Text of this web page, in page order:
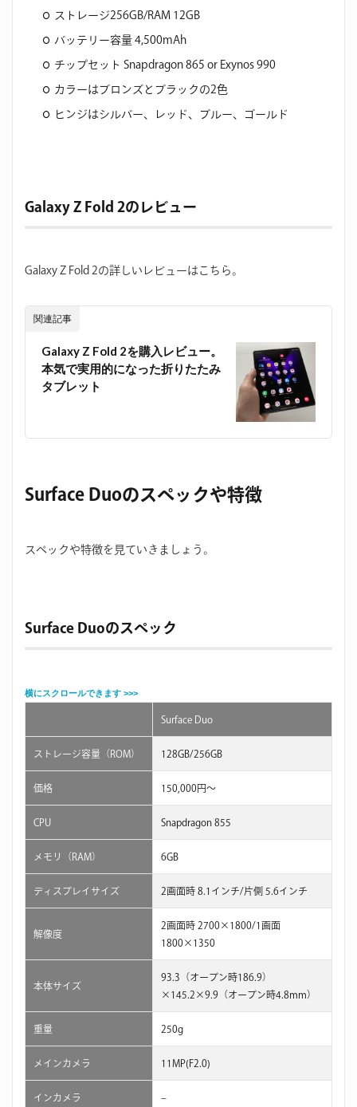
ストレージ256GB/RAM 12GB
バッテリー容量 4,500mAh
チップセット Snapdragon 865 or Exynos 990
カラーはブロンズとブラックの2色
ヒンジはシルバー、レッド、ブルー、ゴールド
Galaxy Z Fold 2のレビュー
Galaxy Z Fold 2の詳しいレビューはこちら。
関連記事
Galaxy Z Fold 2を購入レビュー。
本気で実用的になった折りたたみ
タブレット
Surface Duoのスペックや特徴
スペックや特徴を見ていきましょう。
Surface Duoのスペック
Surface Duo
ストレージ容量（ROM） 128GB/256GB
価格 150,000円〜
CPU Snapdragon 855
メモリ（RAM） 6GB
ディスプレイサイズ 2画面時 8.1インチ/片側 5.6インチ
解像度
2画面時 2700×1800/1画面
1800×1350
本体サイズ
93.3（オープン時186.9）
×145.2×9.9（オープン時4.8mm）
重量 250g
メインカメラ 11MP(F2.0)
インカメラ –